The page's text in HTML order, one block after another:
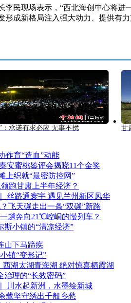
现场表示，“西北海创中心将进
形成新格局注入强大动力、提供有
：承诺有求必应 无事不扰 甘
作育“造血”动能
安蜜桃鉴评会揭晓11个金奖
上织就“最密防控网”
跑甘肃上半年经济？
丝路通寰宇 遇见兰州新区风华
飞天碳走出一条“双碳”新路
趟奔向21℃崆峒的慢列车？
斯小镇的“清凉经济”
山下马蹄疾
镇“变形记”
西湖太湖青海湖 绝对惊喜栖霞湖
治理的“长效密码”
川水起新洲，水墨绘新城
载坚守绣出千般乡愁